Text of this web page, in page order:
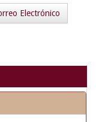
Electrónico